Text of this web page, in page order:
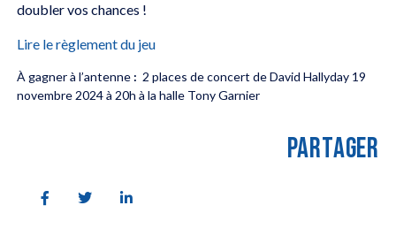
doubler vos chances !
Lire le règlement du jeu
À gagner à l’antenne : 2 places de concert de David Hallyday 19
novembre 2024 à 20h à la halle Tony Garnier
PARTAGER